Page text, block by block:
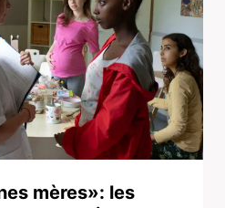
mères»: les